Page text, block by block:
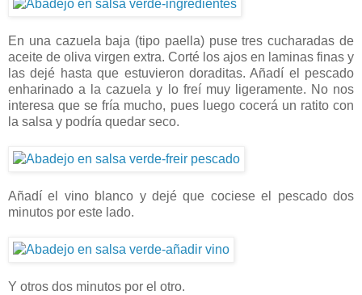
En una cazuela baja (tipo paella) puse tres cucharadas de
aceite de oliva virgen extra. Corté los ajos en laminas finas y
las dejé hasta que estuvieron doraditas. Añadí el pescado
enharinado a la cazuela y lo freí muy ligeramente. No nos
interesa que se fría mucho, pues luego cocerá un ratito con
la salsa y podría quedar seco.
Añadí el vino blanco y dejé que cociese el pescado dos
minutos por este lado.
Y otros dos minutos por el otro.